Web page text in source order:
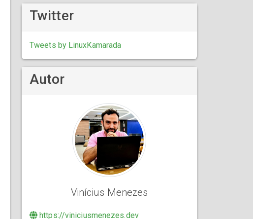
Twitter
Tweets by LinuxKamarada
Autor
Vinícius Menezes
https://viniciusmenezes.dev